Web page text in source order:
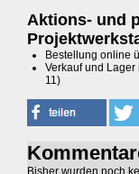
Aktions- und
Bestellung online
Verkauf und
11)